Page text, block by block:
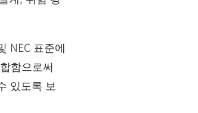
NEC 표준에
함으로써
있도록 보